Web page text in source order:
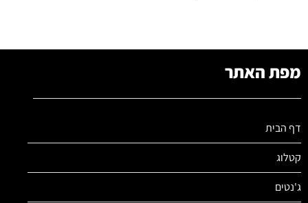
מפת האתר
דף הבית
קטלוג
ג'נטים